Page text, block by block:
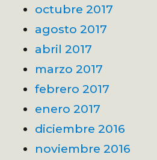
octubre 2017
agosto 2017
abril 2017
marzo 2017
febrero 2017
enero 2017
diciembre 2016
noviembre 2016